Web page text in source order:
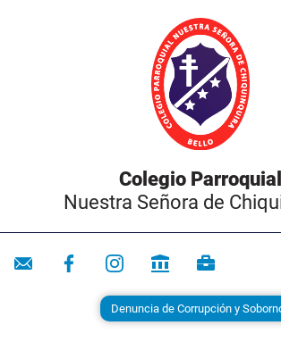
Colegio Parroquial
Nuestra Señora de
Denuncia de Corrupción y